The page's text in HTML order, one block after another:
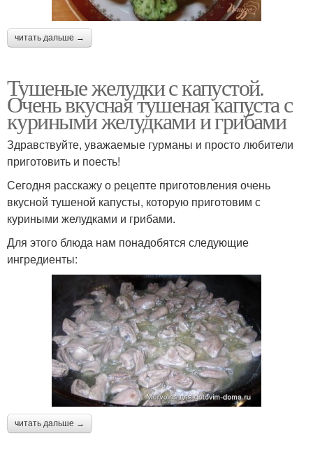
читать дальше →
Тушеные желудки с капустой.
Очень вкусная тушеная капуста с
куриными желудками и грибами
Здравствуйте, уважаемые гурманы и просто любители
приготовить и поесть!
Сегодня расскажу о рецепте приготовления очень
вкусной тушеной капусты, которую приготовим с
куриными желудками и грибами.
Для этого блюда нам понадобятся следующие
ингредиенты:
читать дальше →